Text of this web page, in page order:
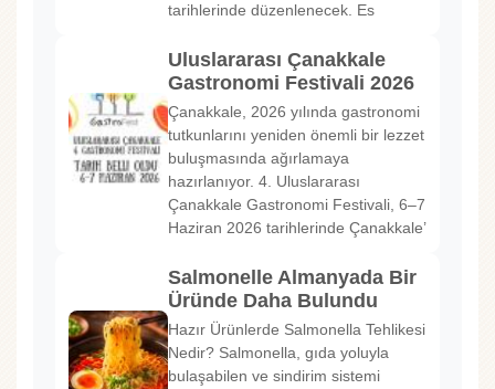
tarihlerinde düzenlenecek. Es
Uluslararası Çanakkale
Gastronomi Festivali 2026
Çanakkale, 2026 yılında gastronomi
tutkunlarını yeniden önemli bir lezzet
buluşmasında ağırlamaya
hazırlanıyor. 4. Uluslararası
Çanakkale Gastronomi Festivali, 6–7
Haziran 2026 tarihlerinde Çanakkale’
Salmonelle Almanyada Bir
Üründe Daha Bulundu
Hazır Ürünlerde Salmonella Tehlikesi
Nedir? Salmonella, gıda yoluyla
bulaşabilen ve sindirim sistemi